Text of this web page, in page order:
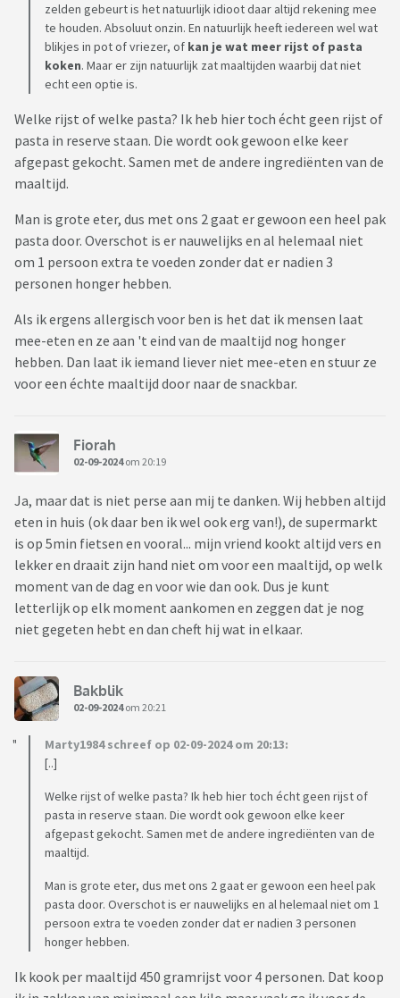
zelden gebeurt is het natuurlijk idioot daar altijd rekening mee
te houden. Absoluut onzin. En natuurlijk heeft iedereen wel wat
blikjes in pot of vriezer, of kan je wat meer rijst of pasta
koken. Maar er zijn natuurlijk zat maaltijden waarbij dat niet
echt een optie is.
Welke rijst of welke pasta? Ik heb hier toch écht geen rijst of
pasta in reserve staan. Die wordt ook gewoon elke keer
afgepast gekocht. Samen met de andere ingrediënten van de
maaltijd.
Man is grote eter, dus met ons 2 gaat er gewoon een heel pak
pasta door. Overschot is er nauwelijks en al helemaal niet
om 1 persoon extra te voeden zonder dat er nadien 3
personen honger hebben.
Als ik ergens allergisch voor ben is het dat ik mensen laat
mee-eten en ze aan 't eind van de maaltijd nog honger
hebben. Dan laat ik iemand liever niet mee-eten en stuur ze
voor een échte maaltijd door naar de snackbar.
Fiorah
02-09-2024om 20:19
Ja, maar dat is niet perse aan mij te danken. Wij hebben altijd
eten in huis (ok daar ben ik wel ook erg van!), de supermarkt
is op 5min fietsen en vooral... mijn vriend kookt altijd vers en
lekker en draait zijn hand niet om voor een maaltijd, op welk
moment van de dag en voor wie dan ook. Dus je kunt
letterlijk op elk moment aankomen en zeggen dat je nog
niet gegeten hebt en dan cheft hij wat in elkaar.
Bakblik
02-09-2024om 20:21
Marty1984 schreef op 02-09-2024 om 20:13:
[..]
Welke rijst of welke pasta? Ik heb hier toch écht geen rijst of
pasta in reserve staan. Die wordt ook gewoon elke keer
afgepast gekocht. Samen met de andere ingrediënten van de
maaltijd.
Man is grote eter, dus met ons 2 gaat er gewoon een heel pak
pasta door. Overschot is er nauwelijks en al helemaal niet om 1
persoon extra te voeden zonder dat er nadien 3 personen
honger hebben.
Ik kook per maaltijd 450 gramrijst voor 4 personen. Dat koop